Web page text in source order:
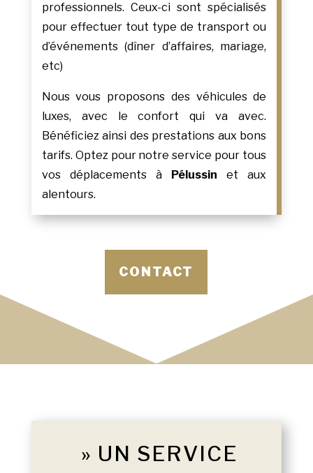
professionnels. Ceux-ci sont spécialisés
pour effectuer tout type de transport ou
d’événements (dîner d’affaires, mariage,
etc)
Nous vous proposons des véhicules de
luxes, avec le confort qui va avec.
Bénéficiez ainsi des prestations aux bons
tarifs. Optez pour notre service pour tous
vos déplacements à Pélussin et aux
alentours.
CONTACT
» UN SERVICE